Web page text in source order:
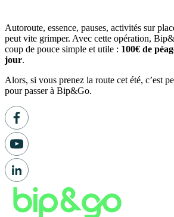
Autoroute, essence, pauses, activités sur
peut vite grimper. Avec cette opération,
coup de pouce simple et utile : 100€ de
jour.
Alors, si vous prenez la route cet été, c’est
pour passer à Bip&Go.